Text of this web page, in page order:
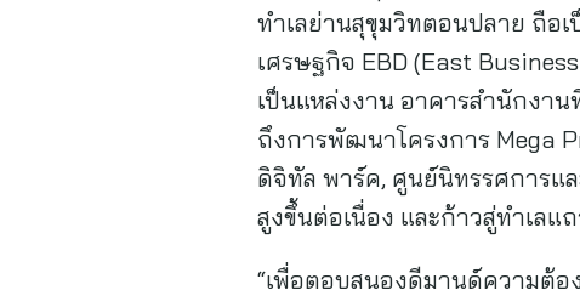
ทำเลย่านสุขุมวิทตอนปลาย ถือ
เศรษฐกิจ EBD (East
เป็นแหล่งงาน อาคารสำนักงาน
ถึงการพัฒนาโครงการ Mega
ดิจิทัล พาร์ค, ศูนย์นิทรรศการแ
สูงขึ้นต่อเนื่อง และก้าวสู่ทำเลแ
“เพื่อตอบสนองดีมานด์ความต้อ